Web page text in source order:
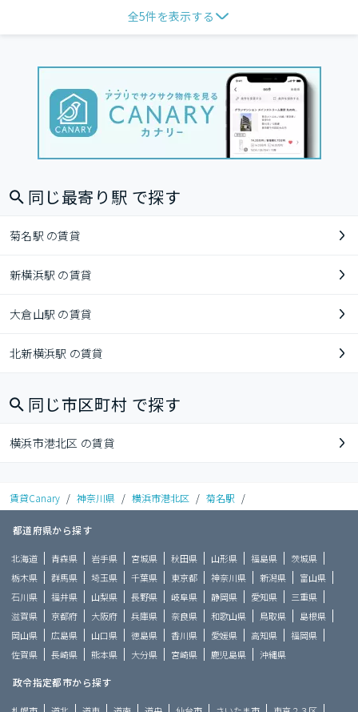
全5件を表示する
同じ最寄り駅 で探す
菊名駅 の賃貸
新横浜駅 の賃貸
大倉山駅 の賃貸
北新横浜駅 の賃貸
同じ市区町村 で探す
横浜市港北区 の賃貸
賃貸Canary / 神奈川県 / 横浜市港北区 / 菊名駅 /
都道府県から探す
北海道 青森県 岩手県 宮城県 秋田県 山形県 福島県
茨城県
栃木県
群馬県 埼玉県 千葉県 東京都 神奈川県 新潟県
富山県
石川県
福井県 山梨県 長野県 岐阜県 静岡県 愛知県
三重県
滋賀県
京都府 大阪府 兵庫県 奈良県 和歌山県 鳥取県
島根県
岡山県
広島県 山口県 徳島県 香川県 愛媛県 高知県
福岡県
佐賀県
長崎県 熊本県 大分県 宮崎県 鹿児島県 沖縄県
政令指定都市から探す